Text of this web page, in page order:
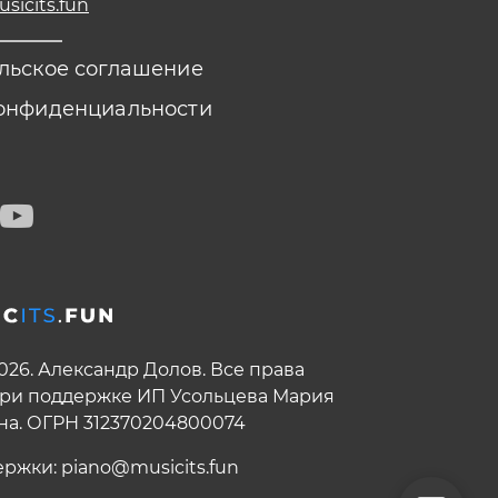
соглашение
Александр Долов. Все права
поддержке ИП Усольцева Мария
ОГРН 312370204800074
piano@musicits.fun